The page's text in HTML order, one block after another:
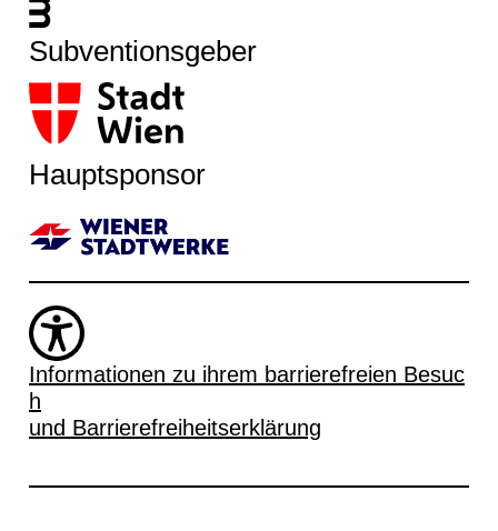
Subventionsgeber
Hauptsponsor
Informationen zu ihrem barrierefreien Besuc
h
und Barrierefreiheitserklärung